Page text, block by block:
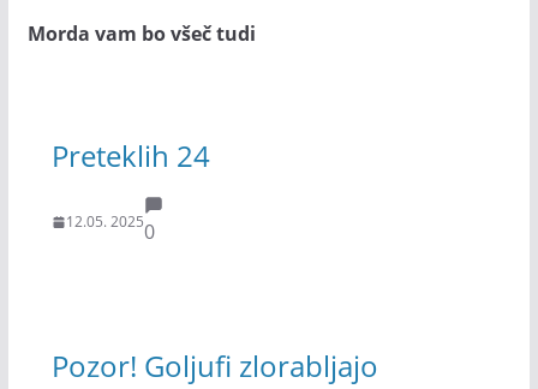
Morda vam bo všeč tudi
Preteklih 24
12.05. 20250
Pozor! Goljufi zlorabljajo